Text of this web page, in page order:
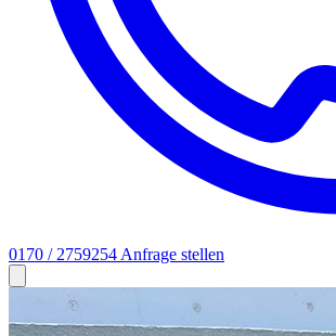
0170 / 2759254 Anfrage stellen